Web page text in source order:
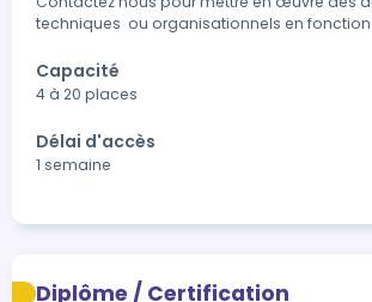
Capacité
4 à 20 places
Délai d'accès
1 semaine
Diplôme / Certification